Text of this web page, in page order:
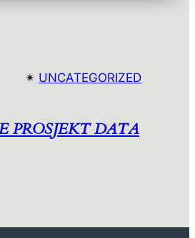
✴︎ UNCATEGORIZED
PROSJEKT DATA